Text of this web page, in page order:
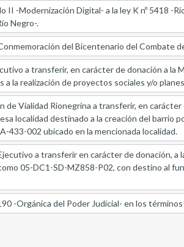
II -Modernización Digital- a la ley K nº 5418 -
Negro-.
del Bicentenario del Combate
a transferir, en carácter de donación a
la realización de proyectos sociales y/o
de Vialidad Rionegrina a transferir, en
localidad destinado a la creación del barrio
002 ubicado en la mencionada localidad.
a transferir en carácter de donación,
05-DC1-SD-MZ858-P02, con destino al
-Orgánica del Poder Judicial- en los